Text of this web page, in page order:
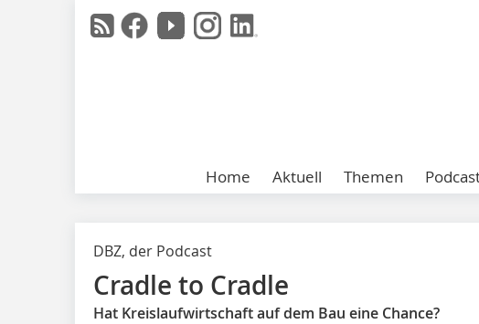
Home Aktuell Themen
DBZ, der Podcast
Cradle to Cradle
Hat Kreislaufwirtschaft auf dem Bau eine Chance?